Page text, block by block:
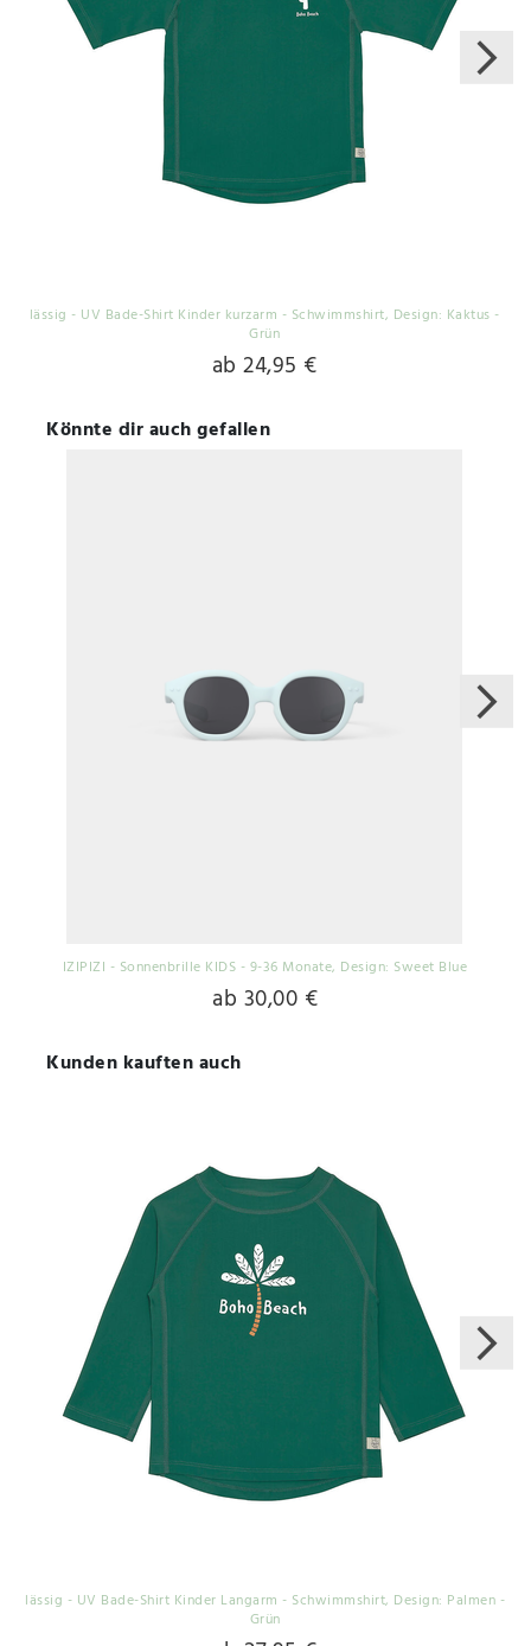
lässig - UV Bade-Shirt Kinder kurzarm - Schwimmshirt, Design: Kaktus -
Grün
ab 24,95 €
Könnte dir auch gefallen
IZIPIZI - Sonnenbrille KIDS - 9-36 Monate, Design: Sweet Blue
ab 30,00 €
Kunden kauften auch
lässig - UV Bade-Shirt Kinder Langarm - Schwimmshirt, Design: Palmen -
Grün